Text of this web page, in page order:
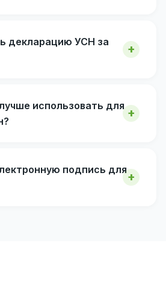
декларацию УСН за
использовать для
подпись для